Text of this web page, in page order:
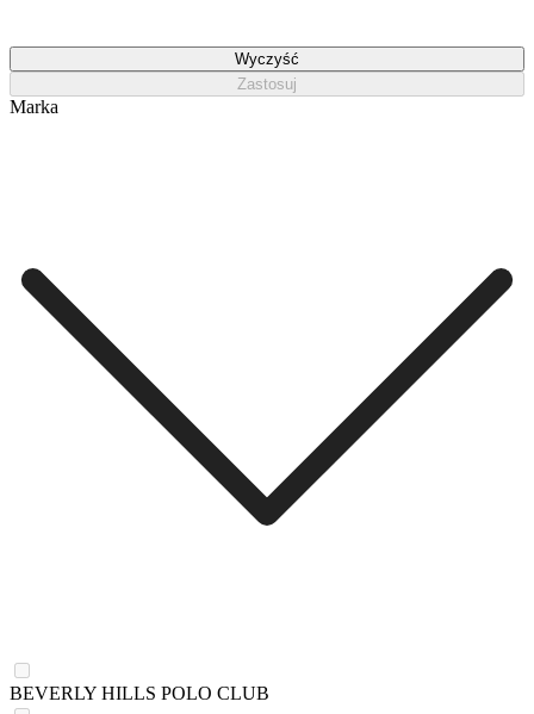
Wyczyść
Zastosuj
Marka
BEVERLY HILLS POLO CLUB